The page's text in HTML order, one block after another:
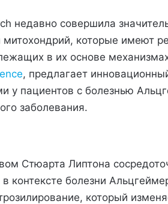
недавно совершила
митохондрий, которые имеют
в их основе
, предлагает
у пациентов с болезнью
заболевания.
Стюарта Липтона
контексте болезни
который